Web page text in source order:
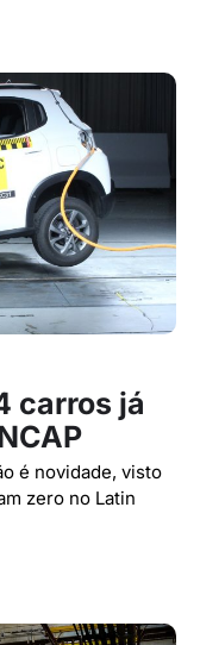
carros já
é novidade, visto
zero no Latin